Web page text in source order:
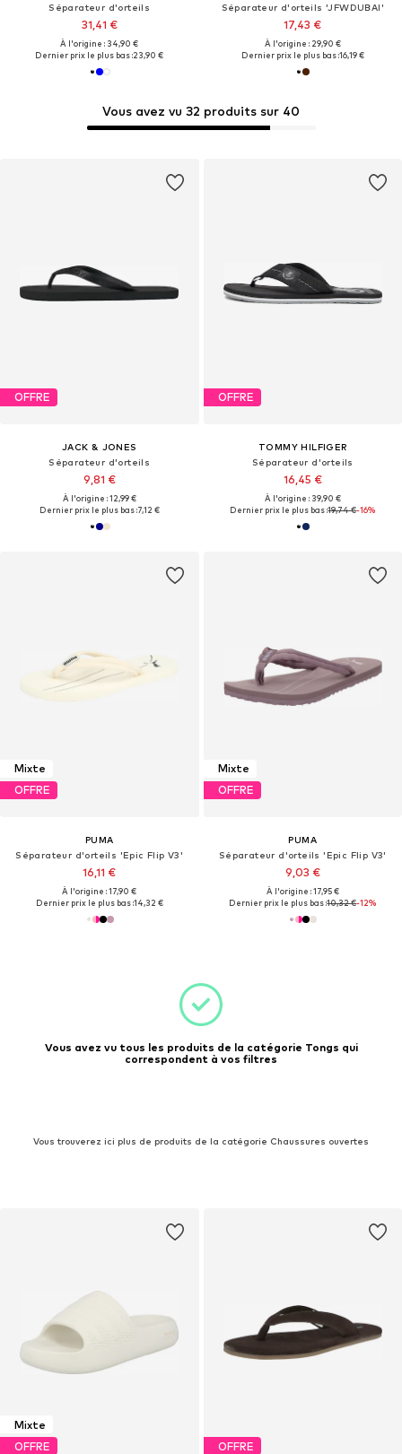
Séparateur d'orteils
31,41 €
À l'origine : 34,90 €
Dernier prix le plus bas :23,90 €
Séparateur d'orteils 'JFWDUBAI'
17,43 €
À l'origine : 29,90 €
Dernier prix le plus bas :16,19 €
OFFRE
JACK & JONES
Séparateur d'orteils
9,81 €
À l'origine : 12,99 €
Dernier prix le plus bas :7,12 €
Vous avez vu 32 produits sur 40
OFFRE
TOMMY HILFIGER
Séparateur d'orteils
16,45 €
À l'origine : 39,90 €
Dernier prix le plus bas :19,74 €-16%
Mixte
OFFRE
PUMA
Séparateur d'orteils 'Epic Flip V3'
16,11 €
À l'origine : 17,90 €
Dernier prix le plus bas :14,32 €
Mixte
OFFRE
PUMA
Séparateur d'orteils 'Epic Flip V3'
9,03 €
À l'origine : 17,95 €
Dernier prix le plus bas :10,32 €-12%
Vous avez vu tous les produits de la catégorie Tongs qui
correspondent à vos filtres
Vous trouverez ici plus de produits de la catégorie Chaussures ouvertes
Mixte
OFFRE
OFFRE